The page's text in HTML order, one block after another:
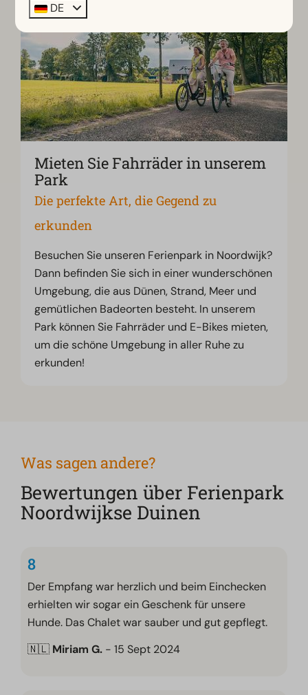
Mieten Sie Fahrräder in unserem
Park
Die perfekte Art, die Gegend zu
erkunden
Besuchen Sie unseren Ferienpark in Noordwijk?
Dann befinden Sie sich in einer wunderschönen
Umgebung, die aus Dünen, Strand, Meer und
gemütlichen Badeorten besteht. In unserem
Park können Sie Fahrräder und E-Bikes mieten,
um die schöne Umgebung in aller Ruhe zu
erkunden!
Was sagen andere?
Bewertungen über Ferienpark
Noordwijkse Duinen
8
Der Empfang war herzlich und beim Einchecken
erhielten wir sogar ein Geschenk für unsere
Hunde. Das Chalet war sauber und gut gepflegt.
🇳🇱 Miriam G. - 15 Sept 2024
DE